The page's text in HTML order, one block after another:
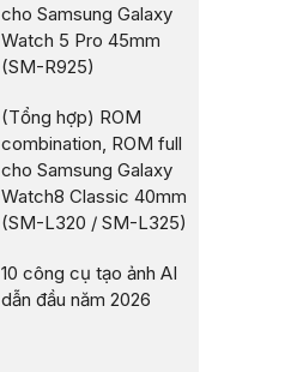
cho Samsung Galaxy
Watch 5 Pro 45mm
(SM-R925)
(Tổng hợp) ROM
combination, ROM full
cho Samsung Galaxy
Watch8 Classic 40mm
(SM-L320 / SM-L325)
10 công cụ tạo ảnh AI
dẫn đầu năm 2026